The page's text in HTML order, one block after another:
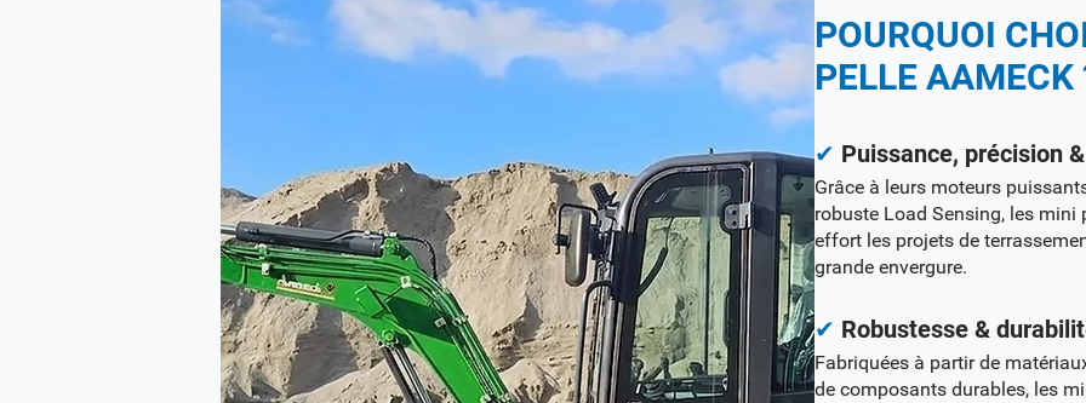
POURQUOI
PELLE AAMECK
✔ Puissance, précision
Grâce à leurs moteurs
robuste Load Sensing, les mini
effort les projets de
grande envergure.
✔ Robustesse &
Fabriquées à partir de
de composants durables, les